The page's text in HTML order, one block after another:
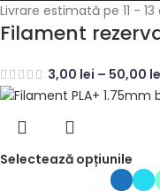
Livrare estimată pe 11 -
Filament
3,00 lei – 50,00
Selectează opțiunile